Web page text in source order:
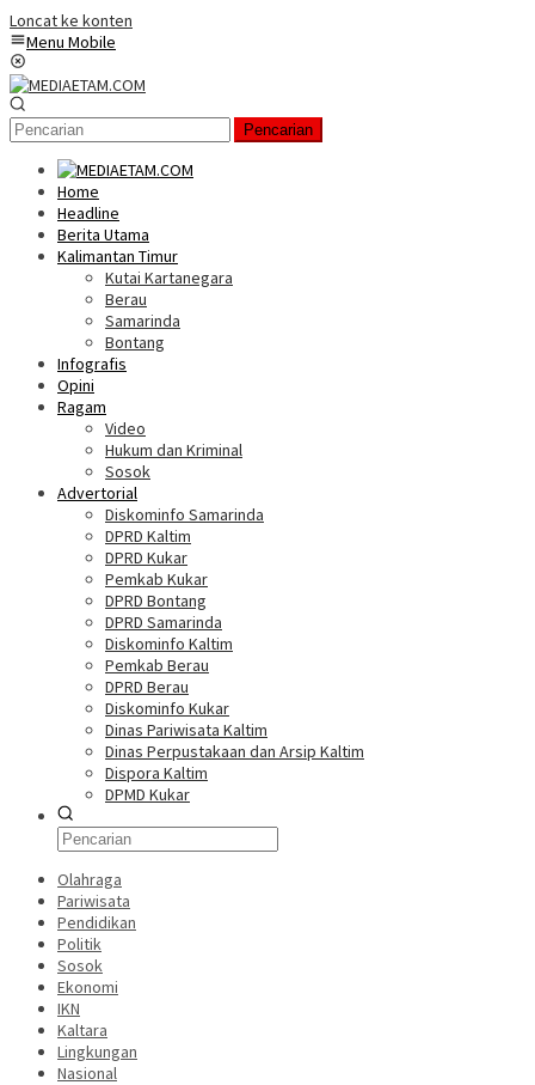
Loncat ke konten
Menu Mobile
Pencarian
Home
Headline
Berita Utama
Kalimantan Timur
Kutai Kartanegara
Berau
Samarinda
Bontang
Infografis
Opini
Ragam
Video
Hukum dan Kriminal
Sosok
Advertorial
Diskominfo Samarinda
DPRD Kaltim
DPRD Kukar
Pemkab Kukar
DPRD Bontang
DPRD Samarinda
Diskominfo Kaltim
Pemkab Berau
DPRD Berau
Diskominfo Kukar
Dinas Pariwisata Kaltim
Dinas Perpustakaan dan Arsip Kaltim
Dispora Kaltim
DPMD Kukar
Olahraga
Pariwisata
Pendidikan
Politik
Sosok
Ekonomi
IKN
Kaltara
Lingkungan
Nasional